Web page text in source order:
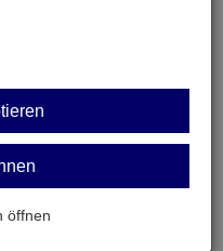
CCA grün 10m
Preis je Stück
öffnen